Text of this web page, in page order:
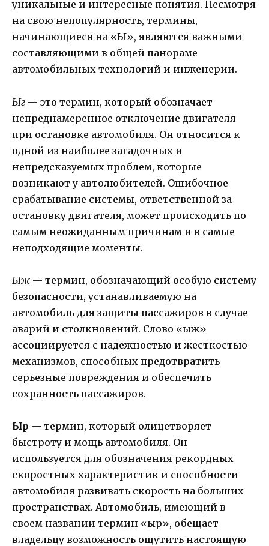
уникальные и интересные понятия. Несмотря
на свою непопулярность, термины,
начинающиеся на «Ы», являются важными
составляющими в общей панораме
автомобильных технологий и инженерии.
Ыг — это термин, который обозначает
непреднамеренное отключение двигателя
при остановке автомобиля. Он относится к
одной из наиболее загадочных и
непредсказуемых проблем, которые
возникают у автолюбителей. Ошибочное
срабатывание системы, ответственной за
остановку двигателя, может происходить по
самым неожиданным причинам и в самые
неподходящие моменты.
Ыж — термин, обозначающий особую систему
безопасности, устанавливаемую на
автомобиль для защиты пассажиров в случае
аварий и столкновений. Слово «ыж»
ассоциируется с надежностью и жесткостью
механизмов, способных предотвратить
серьезные повреждения и обеспечить
сохранность пассажиров.
Ыр — термин, который олицетворяет
быстроту и мощь автомобиля. Он
используется для обозначения рекордных
скоростных характеристик и способности
автомобиля развивать скорость на больших
пространствах. Автомобиль, имеющий в
своем названии термин «ыр», обещает
владельцу возможность ощутить настоящую